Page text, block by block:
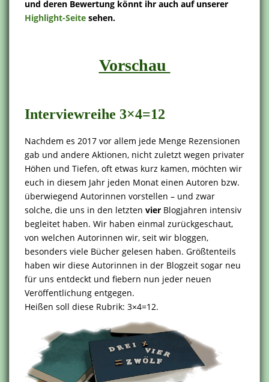
und deren Bewertung könnt ihr auch auf unserer
Highlight-Seite sehen.
Vorschau
Interviewreihe 3×4=12
Nachdem es 2017 vor allem jede Menge Rezensionen
gab und andere Aktionen, nicht zuletzt wegen privater
Höhen und Tiefen, oft etwas kurz kamen, möchten wir
euch in diesem Jahr jeden Monat einen Autoren bzw.
überwiegend Autorinnen vorstellen – und zwar
solche, die uns in den letzten vier Blogjahren intensiv
begleitet haben. Wir haben einmal zurückgeschaut,
von welchen Autorinnen wir, seit wir bloggen,
besonders viele Bücher gelesen haben. Größtenteils
haben wir diese Autorinnen in der Blogzeit sogar neu
für uns entdeckt und fiebern nun jeder neuen
Veröffentlichung entgegen.
Heißen soll diese Rubrik: 3×4=12.